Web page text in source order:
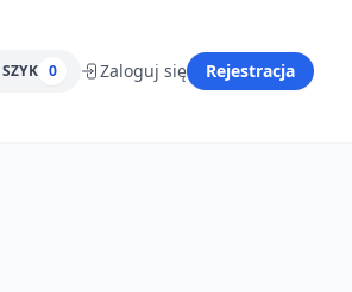
0 Zaloguj się Rejestracja